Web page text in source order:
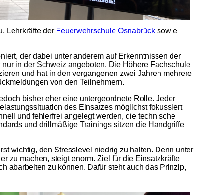
Lehrkräfte der Feuerwehrschule Osnabrück sowie
der dabei unter anderem auf Erkenntnissen der
in der Schweiz angeboten. Die Höhere Fachschule
und hat in den vergangenen zwei Jahren mehrere
von den Teilnehmern.
bisher eher eine untergeordnete Rolle. Jeder
des Einsatzes möglichst fokussiert
und fehlerfrei angelegt werden, die technische
und drillmäßige Trainings sitzen die Handgriffe
wichtig, den Stresslevel niedrig zu halten. Denn unter
zu machen, steigt enorm. Ziel für die Einsatzkräfte
abarbeiten zu können. Dafür steht auch das Prinzip,